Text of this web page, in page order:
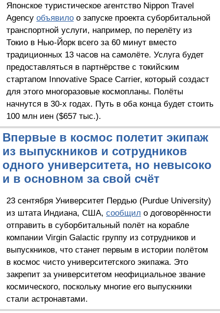
Японское туристическое агентство Nippon Travel
Agency объявилоо запуске проекта суборбитальной
транспортной услуги, например, по перелёту из
Токио в Нью-Йорк всего за 60 минут вместо
традиционных 13 часов на самолёте. Услуга будет
предоставляться в партнёрстве с токийским
стартапом Innovative Space Carrier, который создаст
для этого многоразовые космопланы. Полёты
начнутся в 30-х годах. Путь в оба конца будет стоить
100 млн иен ($657 тыс.).
Впервые в космос полетит экипаж
из выпускников и сотрудников
одного университета, но невысоко
и в основном за свой счёт
23 сентября Университет Пердью (Purdue University)
из штата Индиана, США, сообщил о договорённости
отправить в суборбитальный полёт на корабле
компании Virgin Galactic группу из сотрудников и
выпускников, что станет первым в истории полётом
в космос чисто университетского экипажа. Это
закрепит за университетом неофициальное звание
космического, поскольку многие его выпускники
стали астронавтами.